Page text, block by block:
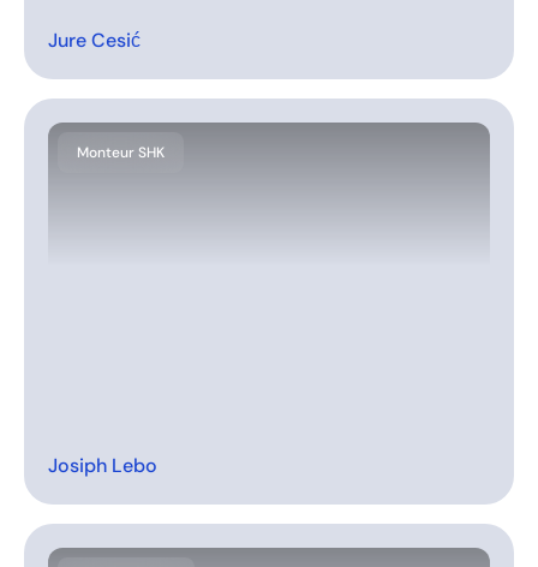
Jure Cesić
Monteur SHK
Josiph Lebo